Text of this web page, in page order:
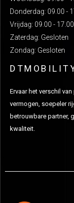
Donderdag: 09.00 -
Vrijdag: 09.00 - 17.00
Zaterdag: Gesloten
Zondag: Gesloten
Ervaar het verschil
vermogen, soepeler
betrouwbare partner,
kwaliteit.